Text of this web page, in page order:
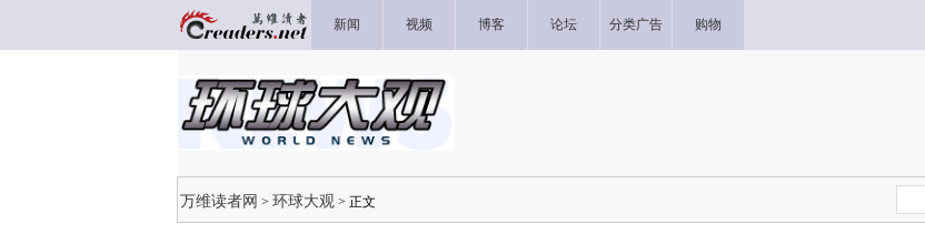
新闻 视频 博客 论坛 分类广告 购物
万维读者网 > 环球大观 > 正文